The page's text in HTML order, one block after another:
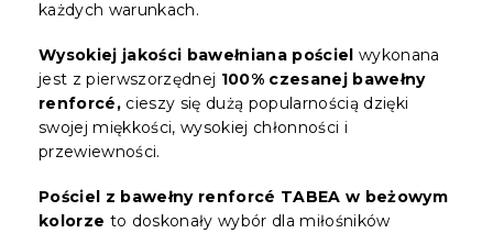
każdych warunkach.
Wysokiej jakości bawełniana pościel wykonana
jest z pierwszorzędnej 100% czesanej bawełny
renforcé, cieszy się dużą popularnością dzięki
swojej miękkości, wysokiej chłonności i
przewiewności.
Pościel z bawełny renforcé TABEA w beżowym
kolorze to doskonały wybór dla miłośników